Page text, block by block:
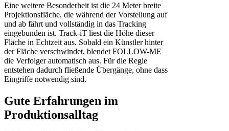
Eine weitere Besonderheit ist die 24 Meter breite
Projektionsfläche, die während der Vorstellung auf
und ab fährt und vollständig in das Tracking
eingebunden ist. Track-iT liest die Höhe dieser
Fläche in Echtzeit aus. Sobald ein Künstler hinter
der Fläche verschwindet, blendet FOLLOW-ME
die Verfolger automatisch aus. Für die Regie
entstehen dadurch fließende Übergänge, ohne dass
Eingriffe notwendig sind.
Gute Erfahrungen im
Produktionsalltag